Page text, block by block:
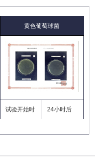
黄色葡萄球菌
试验开始时 24小时后